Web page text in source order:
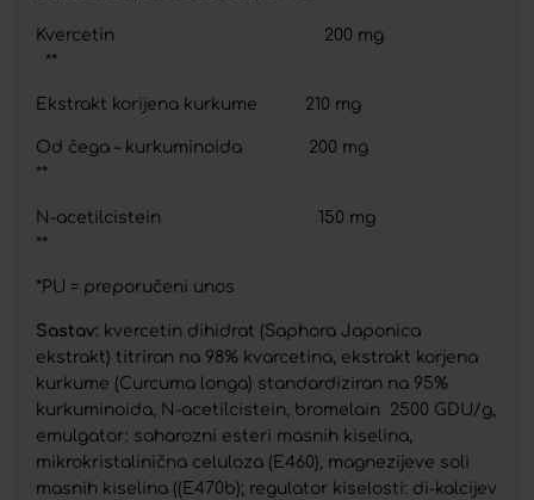
Kvercetin 200 mg
**
Ekstrakt korijena kurkume 210 mg
Od čega – kurkuminoida 200 mg
**
N-acetilcistein 150 mg
**
*PU = preporučeni unos
Sastav: kvercetin dihidrat (Saphora Japonica
ekstrakt) titriran na 98% kvarcetina, ekstrakt korjena
kurkume (Curcuma longa) standardiziran na 95%
kurkuminoida, N-acetilcistein, bromelain 2500 GDU/g,
emulgator: saharozni esteri masnih kiselina,
mikrokristalinična celuloza (E460), magnezijeve soli
masnih kiselina ((E470b); regulator kiselosti: di-kalcijev